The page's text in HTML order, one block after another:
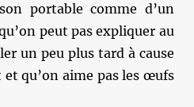
portable comme d’un
peut pas expliquer au
un peu plus tard à cause
qu’on aime pas les œufs